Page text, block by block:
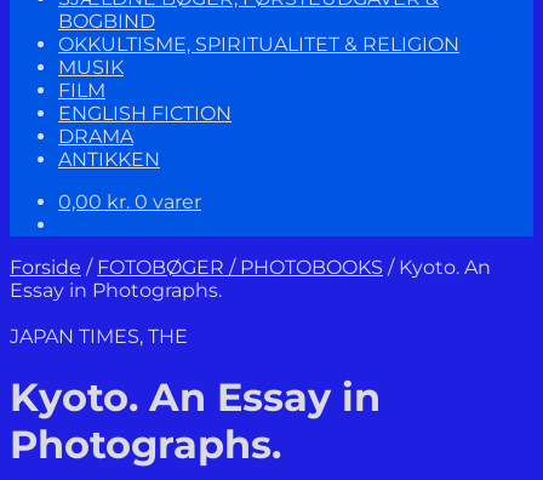
BOGBIND
OKKULTISME, SPIRITUALITET & RELIGION
MUSIK
FILM
ENGLISH FICTION
DRAMA
ANTIKKEN
0,00 kr. 0 varer
Forside / FOTOBØGER / PHOTOBOOKS / Kyoto. An
Essay in Photographs.
JAPAN TIMES, THE
Kyoto. An Essay in
Photographs.